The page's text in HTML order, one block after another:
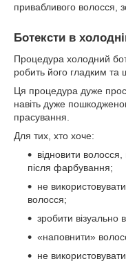
привабливого волосся,
Ботексти в
Процедура холодний
робить його гладким та
Ця процедура дуже
навіть дуже
прасування.
Для тих, хто хоче:
відновити
після фарбування;
не
волосся;
зробити візуально
«наповнити»
не